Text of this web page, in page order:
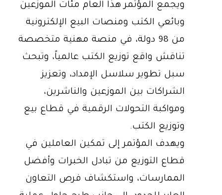
ويجمع المؤتمر هذا العام مئات الموزعين
وبائعي الكتب ومنصات البيع الإلكترونية
من 98 دولة، في منصة مهنية متخصصة
تناقش واقع توزيع الكتب عالمياً، وتبحث
سبل تطوير سلاسل الإمداد، وتعزيز
الشراكات بين الموزعين والناشرين،
ومواكبة التحولات الرقمية في قطاع بيع
وتوزيع الكتب.
ويهدف المؤتمر إلى تمكين العاملين في
قطاع التوزيع من تبادل الخبرات وأفضل
الممارسات، واستكشاف فرص التعاون